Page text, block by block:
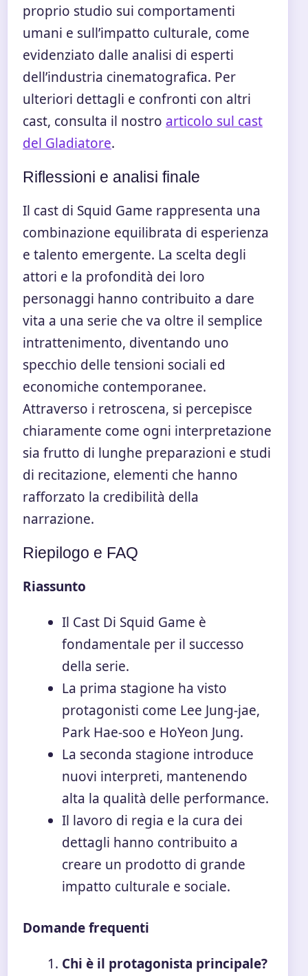
proprio studio sui comportamenti
umani e sull’impatto culturale, come
evidenziato dalle analisi di esperti
dell’industria cinematografica. Per
ulteriori dettagli e confronti con altri
cast, consulta il nostro articolo sul cast
del Gladiatore.
Riflessioni e analisi finale
Il cast di Squid Game rappresenta una
combinazione equilibrata di esperienza
e talento emergente. La scelta degli
attori e la profondità dei loro
personaggi hanno contribuito a dare
vita a una serie che va oltre il semplice
intrattenimento, diventando uno
specchio delle tensioni sociali ed
economiche contemporanee.
Attraverso i retroscena, si percepisce
chiaramente come ogni interpretazione
sia frutto di lunghe preparazioni e studi
di recitazione, elementi che hanno
rafforzato la credibilità della
narrazione.
Riepilogo e FAQ
Riassunto
Il Cast Di Squid Game è
fondamentale per il successo
della serie.
La prima stagione ha visto
protagonisti come Lee Jung-jae,
Park Hae-soo e HoYeon Jung.
La seconda stagione introduce
nuovi interpreti, mantenendo
alta la qualità delle performance.
Il lavoro di regia e la cura dei
dettagli hanno contribuito a
creare un prodotto di grande
impatto culturale e sociale.
Domande frequenti
Chi è il protagonista principale?